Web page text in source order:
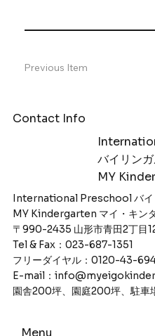
Previous Item
Contact Info
バイリン
MY
International Preschool バイ
MY Kindergarten マイ・キン
〒990-2435 山形市青田2丁目
Tel & Fax：023-687-1351
フリーダイヤル：0120-43-
E-mail：
園舎200坪、園庭200坪、駐車
Menu